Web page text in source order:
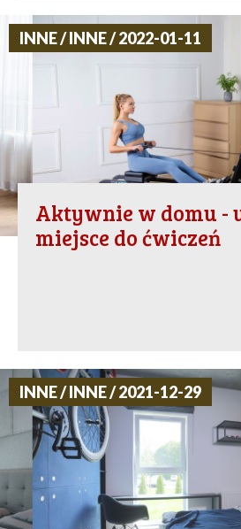
INNE / INNE / 2022-01-11
Aktywnie w domu -
miejsce do ćwiczeń
INNE / INNE / 2021-12-29